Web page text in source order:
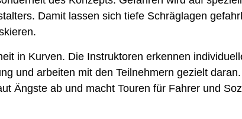
Damit lassen sich tiefe Schräglagen
in Kurven. Die Instruktoren erkennen
und arbeiten mit den Teilnehmern gezielt
Ängste ab und macht Touren für Fahrer und